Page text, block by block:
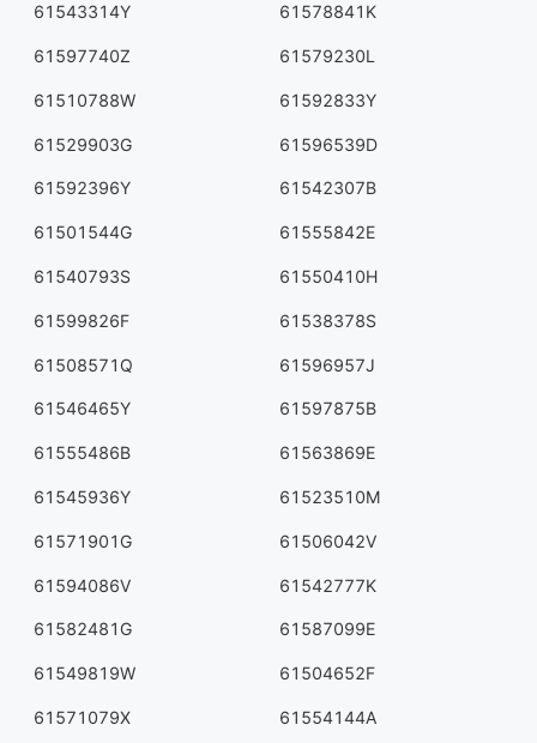
61543314Y 61578841K
61597740Z 61579230L
61510788W 61592833Y
61529903G 61596539D
61592396Y 61542307B
61501544G 61555842E
61540793S 61550410H
61599826F 61538378S
61508571Q 61596957J
61546465Y 61597875B
61555486B 61563869E
61545936Y 61523510M
61571901G 61506042V
61594086V 61542777K
61582481G 61587099E
61549819W 61504652F
61571079X 61554144A